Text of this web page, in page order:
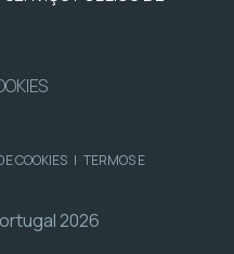
COOKIES | TERMOS E
2026